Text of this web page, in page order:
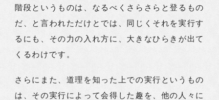
階段というものは、なるべくさらさらと登るもの
だ、と言われただけとでは、同じくそれを実行す
るにも、その力の入れ方に、大きなひらきが出て
くるわけです。
さらにまた、道理を知った上での実行というもの
は、その実行によって会得した趣を、他の人々に